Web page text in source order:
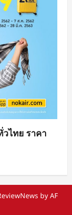
ไทย ราคา
by AF